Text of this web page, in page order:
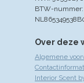
Over deze
Algemene
Interior Scent
BTW-nummer: